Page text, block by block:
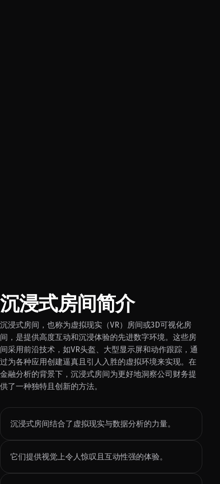
沉浸式房间简介
沉浸式房间，也称为虚拟现实（VR）房间或3D可视化房
间，是提供高度互动和沉浸体验的先进数字环境。这些房
间采用前沿技术，如VR头盔、大型显示屏和动作跟踪，通
过为各种应用创建逼真且引人入胜的虚拟环境来实现。在
金融分析的背景下，沉浸式房间为更好地洞察公司财务提
供了一种独特且创新的方法。
沉浸式房间结合了虚拟现实与数据分析的力量。
它们提供视觉上令人惊叹且互动性强的体验。